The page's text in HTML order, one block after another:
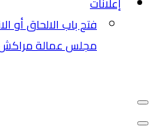
فتح باب الالحاق أو
مجلس عمالة مراكش
قائمة
قائمة